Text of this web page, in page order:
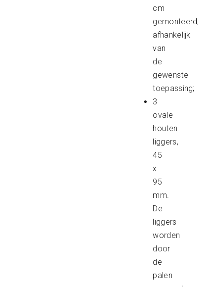
cm
gemonteerd,
afhankelijk
van
de
gewenste
toepassing;
3
ovale
houten
liggers,
45
x
95
mm.
De
liggers
worden
door
de
palen